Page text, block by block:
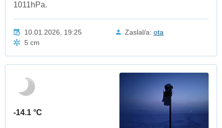
1011hPa.
10.01.2026, 19:25 Zaslal/a: ota
5 cm
-14.1 °C